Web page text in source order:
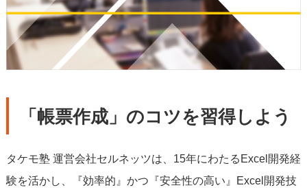
「帳票作成」のコツを習得しよう
タケモ塾 運営会社セルネッツは、15年にわたるExcel開発経
験を活かし、『効率的』かつ『安全性の高い』Excel開発技